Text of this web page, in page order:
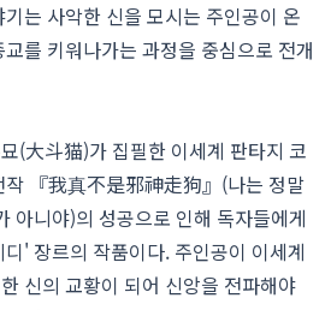
는 사악한 신을 모시는 주인공이 온
를 키워나가는 과정을 중심으로 전개
(大斗猫)가 집필한 이세계 판타지 코
작 『我真不是邪神走狗』(나는 정말
아니야)의 성공으로 인해 독자들에게
' 장르의 작품이다. 주인공이 이세계
신의 교황이 되어 신앙을 전파해야